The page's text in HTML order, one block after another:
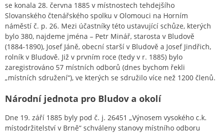
se konala 28. června 1885 v místnostech tehdejšího
Slovanského čtenářského spolku v Olomouci na Horním
náměstí č. p. 26. Mezi účastníky této ustavující schůze, kterých
bylo 380, najdeme jména – Petr Minář, starosta v Bludově
(1884-1890), Josef Jáně, obecní starší v Bludově a Josef Jindřich,
rolník v Bludově. Již v prvním roce (tedy v r. 1885) bylo
zaregistrováno 57 místních odborů (dnes bychom řekli
„místních sdružení“), ve kterých se sdružilo více než 1200 členů.
Národní jednota pro Bludov a okolí
Dne 19. září 1885 byly pod č. j. 26451 „Výnosem vysokého c.k.
místodržitelství v Brně“ schváleny stanovy místního odboru